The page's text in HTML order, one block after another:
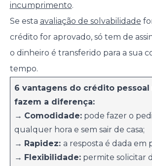
incumprimento.
Se esta avaliação de solvabilidade
crédito for aprovado, só tem de
o dinheiro é transferido para a sua
tempo.
6 vantagens do crédito pessoal
fazem a diferença:
→ Comodidade:pode fazer o
qualquer hora e sem sair de casa;
→ Rapidez: a resposta é dada em
→ Flexibilidade:permite solicitar